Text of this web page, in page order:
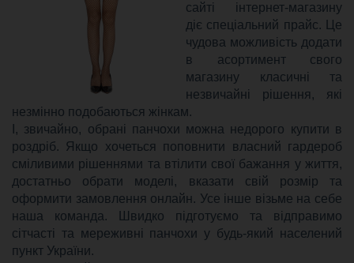
сайті інтернет-магазину
діє спеціальний прайс. Це
чудова можливість додати
в асортимент свого
магазину класичні та
незвичайні рішення, які
незмінно подобаються жінкам.
І, звичайно, обрані панчохи можна недорого купити в
роздріб. Якщо хочеться поповнити власний гардероб
сміливими рішеннями та втілити свої бажання у життя,
достатньо обрати моделі, вказати свій розмір та
оформити замовлення онлайн. Усе інше візьме на себе
наша команда. Швидко підготуємо та відправимо
сітчасті та мереживні панчохи у будь-який населений
пункт України.